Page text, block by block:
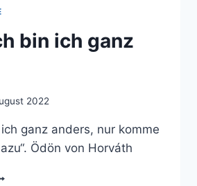
bin ich ganz
2022
ganz anders, nur komme
Ödön von Horváth